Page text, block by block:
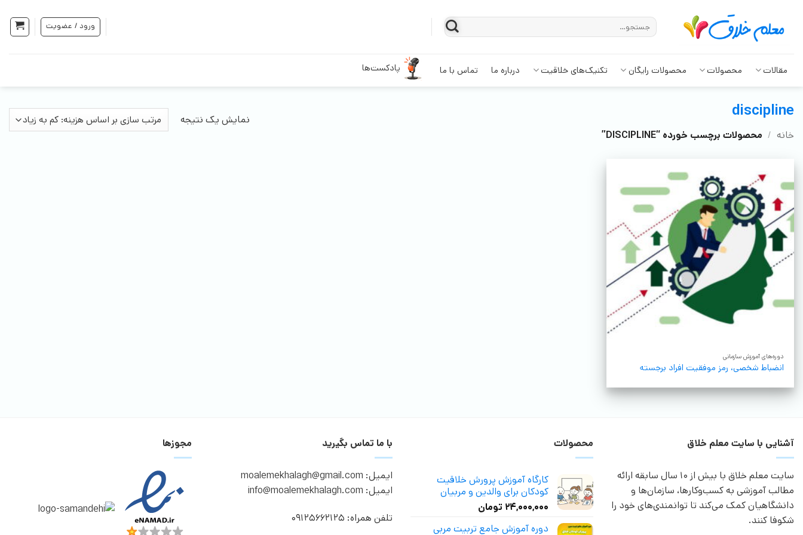
ورود / عضویت
مقالات محصولات محصولات رایگان تکنیک‌های خلاقیت درباره ما تماس با ما پادکست‌ها
discipline
خانه / محصولات برچسب خورده “DISCIPLINE”
نمایش یک نتیجه
دوره‌های آموزش سازمانی
انضباط شخصی، رمز موفقیت افراد برجسته
آشنایی با سایت معلم خلاق
سایت معلم خلاق با بیش از 10 سال سابقه ارائه
مطالب آموزشی به کسب‌وکارها، سازمان‌ها و
دانشگاهیان کمک می‌کند تا توانمندی‌های خود را
شکوفا کنند.
محصولات
کارگاه آموزش پرورش خلاقیت
کودکان برای والدین و مربیان
۲۴,۰۰۰,۰۰۰ تومان
دوره آموزش جامع تربیت مربی
با ما تماس بگیرید
ایمیل: moalemekhalagh@gmail.com
ایمیل: info@moalemekhalagh.com
تلفن همراه: 09125662125
مجوزها